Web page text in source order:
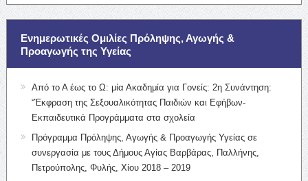
Ενημερωτικές Ομιλίες Πρόληψης, Αγωγής &
Προαγωγής της Υγείας
Από το Α έως το Ω: μία Ακαδημία για Γονείς: 2η Συνάντηση:
“Έκφραση της Σεξουαλικότητας Παιδιών και Εφήβων-
Εκπαιδευτικά Προγράμματα στα σχολεία
Πρόγραμμα Πρόληψης, Αγωγής & Προαγωγής Υγείας σε
συνεργασία με τους Δήμους Αγίας Βαρβάρας, Παλλήνης,
Πετρούπολης, Φυλής, Χίου 2018 – 2019